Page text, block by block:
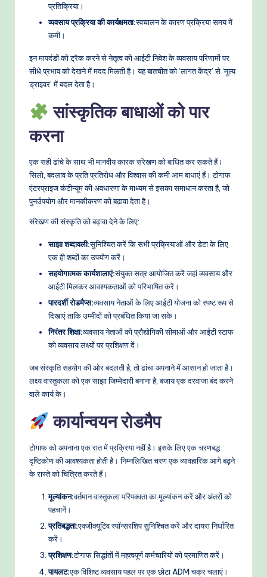
प्रतिक्रिया।
व्यवसाय प्रक्रिया की कार्यक्षमता:स्वचालन के कारण प्रक्रिया समय में
कमी।
इन मापदंडों को ट्रैक करने से नेतृत्व को आईटी निवेश के व्यवसाय परिणामों पर
सीधे प्रभाव को देखने में मदद मिलती है। यह बातचीत को ‘लागत केंद्र’ से ‘मूल्य
ड्राइवर’ में बदल देता है।
सांस्कृतिक बाधाओं को पार
करना
एक सही ढांचे के साथ भी मानवीय कारक संरेखण को बाधित कर सकते हैं।
सिलो, बदलाव के प्रति प्रतिरोध और विश्वास की कमी आम बाधाएं हैं। टोगाफ
एंटरप्राइज कंटीन्यूम की अवधारणा के माध्यम से इसका समाधान करता है, जो
पुनर्उपयोग और मानकीकरण को बढ़ावा देता है।
संरेखण की संस्कृति को बढ़ावा देने के लिए:
साझा शब्दावली:सुनिश्चित करें कि सभी प्रक्रियाओं और डेटा के लिए
एक ही शब्दों का उपयोग करें।
सहयोगात्मक कार्यशालाएं:संयुक्त सत्र आयोजित करें जहां व्यवसाय और
आईटी मिलकर आवश्यकताओं को परिभाषित करें।
पारदर्शी रोडमैप्स:व्यवसाय नेताओं के लिए आईटी योजना को स्पष्ट रूप से
दिखाएं ताकि उम्मीदों को प्रबंधित किया जा सके।
निरंतर शिक्षा:व्यवसाय नेताओं को प्रौद्योगिकी सीमाओं और आईटी स्टाफ
को व्यवसाय लक्ष्यों पर प्रशिक्षण दें।
जब संस्कृति सहयोग की ओर बदलती है, तो ढांचा अपनाने में आसान हो जाता है।
लक्ष्य वास्तुकला को एक साझा जिम्मेदारी बनाना है, बजाय एक दरवाजा बंद करने
वाले कार्य के।
कार्यान्वयन रोडमैप
टोगाफ को अपनाना एक रात में प्रक्रिया नहीं है। इसके लिए एक चरणबद्ध
दृष्टिकोण की आवश्यकता होती है। निम्नलिखित चरण एक व्यावहारिक आगे बढ़ने
के रास्ते को चित्रित करते हैं।
मूल्यांकन:वर्तमान वास्तुकला परिपक्वता का मूल्यांकन करें और अंतरों को
पहचानें।
प्रतिबद्धता:एक्जीक्यूटिव स्पॉन्सरशिप सुनिश्चित करें और दायरा निर्धारित
करें।
प्रशिक्षण:टोगाफ सिद्धांतों में महत्वपूर्ण कर्मचारियों को प्रमाणित करें।
पायलट:एक विशिष्ट व्यवसाय पहल पर एक छोटा ADM चक्र चलाएं।